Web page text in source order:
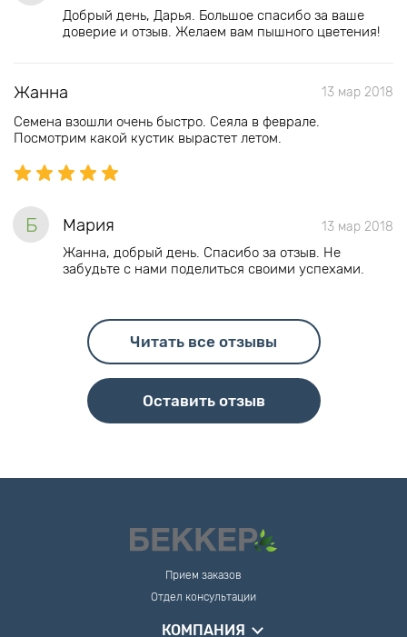
Добрый день, Дарья. Большое спасибо за ваше
доверие и отзыв. Желаем вам пышного цветения!
Жанна 13 мар 2018
Семена взошли очень быстро. Сеяла в феврале.
Посмотрим какой кустик вырастет летом.
Б Мария 13 мар 2018
Жанна, добрый день. Спасибо за отзыв. Не
забудьте с нами поделиться своими успехами.
Читать все отзывы
Оставить отзыв
Прием заказов
Отдел консультации
КОМПАНИЯ